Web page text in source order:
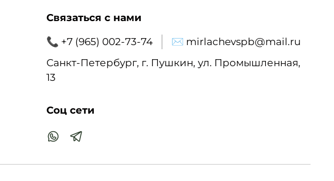
Связаться с нами
📞 +7 (965) 002-73-74
✉ mirlachevspb@mail.ru
Санкт-Петербург, г. Пушкин, ул. Промышленная,
13
Соц сети